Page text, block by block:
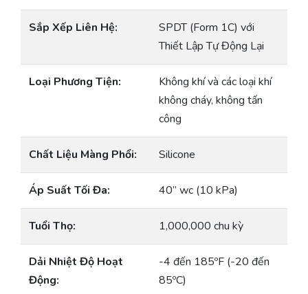
Sắp Xếp Liên Hệ:
SPDT (Form 1C) với
Thiết Lập Tự Động Lại
Loại Phương Tiện:
Không khí và các loại khí
không cháy, không tấn
công
Chất Liệu Màng Phổi: Silicone
Áp Suất Tối Đa: 40” wc (10 kPa)
Tuổi Thọ: 1,000,000 chu kỳ
Dải Nhiệt Độ Hoạt
Động:
-4 đến 185ºF (-20 đến
85ºC)